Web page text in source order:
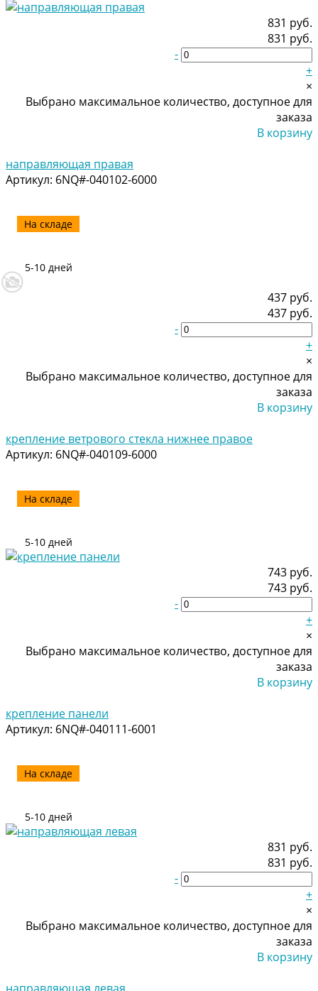
831 руб.
831 руб.
-
+
×
Выбрано максимальное количество, доступное для
заказа
В корзину
831 руб.
831 руб.
-
+
×
Выбрано максимальное количество, доступное для
заказа
В корзину
направляющая правая
Артикул: 6NQ#-040102-6000
На складе
5-10 дней
743 руб.
743 руб.
-
+
×
Выбрано максимальное количество, доступное для
заказа
В корзину
крепление панели
Артикул: 6NQ#-040111-6001
На складе
5-10 дней
437 руб.
437 руб.
-
+
×
Выбрано максимальное количество, доступное для
заказа
В корзину
крепление ветрового стекла нижнее правое
Артикул: 6NQ#-040109-6000
На складе
5-10 дней